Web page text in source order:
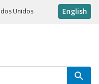
Unidos English